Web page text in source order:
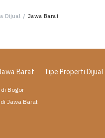
Dijual / Jawa Barat
Barat Tipe Properti Dijual
Bogor
Jawa Barat